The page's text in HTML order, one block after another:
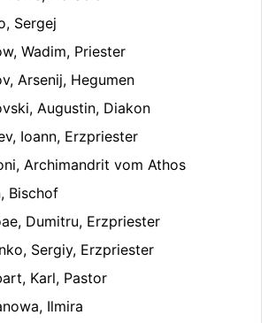
Sergej
Wadim, Priester
Arsenij, Hegumen
Augustin, Diakon
Ioann, Erzpriester
Archimandrit vom Athos
Bischof
Dumitru, Erzpriester
Sergiy, Erzpriester
Karl, Pastor
Ilmira